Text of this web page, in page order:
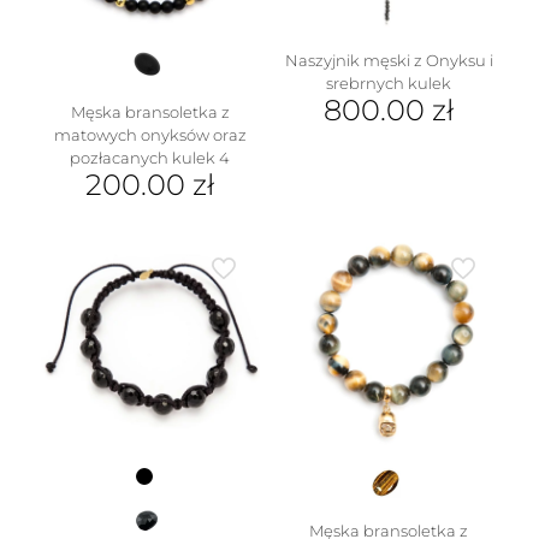
Męska bransoletka z
matowych onyksów oraz
pozłacanych kulek 4
200.00 zł
Naszyjnik męski z Onyksu i
srebrnych kulek
800.00 zł
Męska bransoletka z